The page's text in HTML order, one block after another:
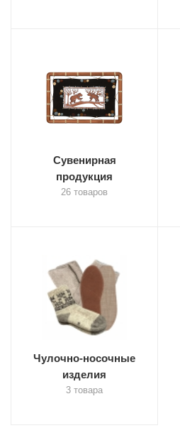
Сувенирная
продукция
26 товаров
Чулочно-носочные
изделия
3 товара